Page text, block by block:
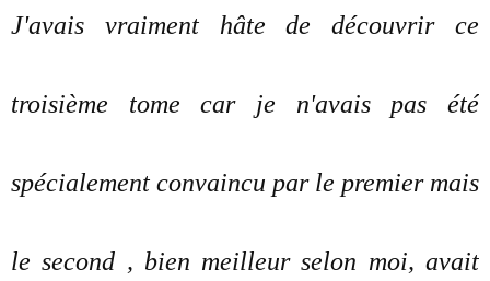
J'avais vraiment hâte de découvrir ce
troisième tome car je n'avais pas été
spécialement convaincu par le premier mais
le second , bien meilleur selon moi, avait